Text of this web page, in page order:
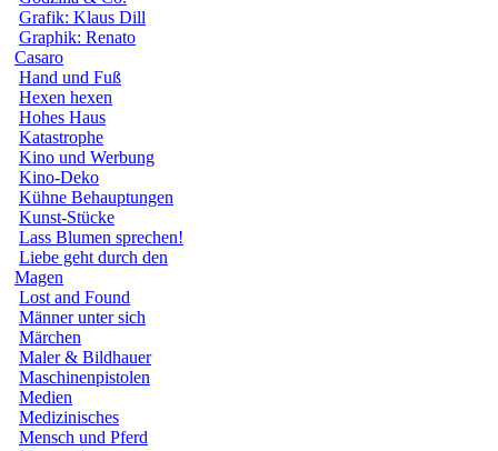
Grafik: Klaus Dill
Graphik: Renato
Casaro
Hand und Fuß
Hexen hexen
Hohes Haus
Katastrophe
Kino und Werbung
Kino-Deko
Kühne Behauptungen
Kunst-Stücke
Lass Blumen sprechen!
Liebe geht durch den
Magen
Lost and Found
Männer unter sich
Märchen
Maler & Bildhauer
Maschinenpistolen
Medien
Medizinisches
Mensch und Pferd